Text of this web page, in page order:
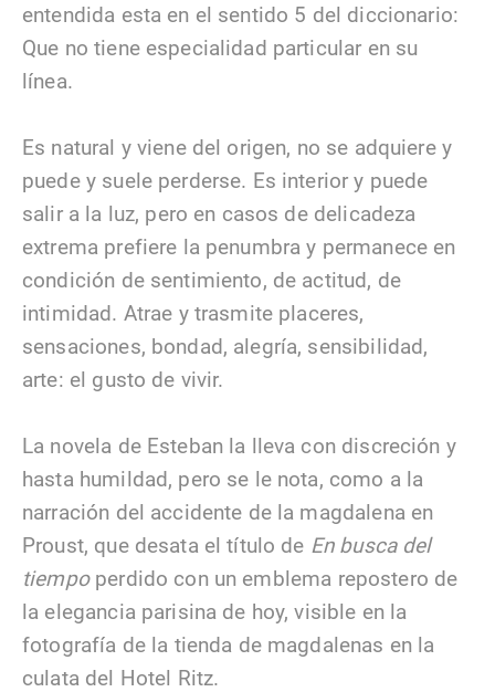
entendida esta en el sentido 5 del diccionario:
Que no tiene especialidad particular en su
línea.
Es natural y viene del origen, no se adquiere y
puede y suele perderse. Es interior y puede
salir a la luz, pero en casos de delicadeza
extrema prefiere la penumbra y permanece en
condición de sentimiento, de actitud, de
intimidad. Atrae y trasmite placeres,
sensaciones, bondad, alegría, sensibilidad,
arte: el gusto de vivir.
La novela de Esteban la lleva con discreción y
hasta humildad, pero se le nota, como a la
narración del accidente de la magdalena en
Proust, que desata el título de En busca del
tiempoperdido con un emblema repostero de
la elegancia parisina de hoy, visible en la
fotografía de la tienda de magdalenas en la
culata del Hotel Ritz.